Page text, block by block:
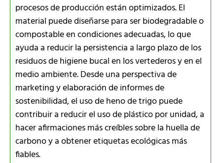
procesos de producción están optimizados. El
material puede diseñarse para ser biodegradable o
compostable en condiciones adecuadas, lo que
ayuda a reducir la persistencia a largo plazo de los
residuos de higiene bucal en los vertederos y en el
medio ambiente. Desde una perspectiva de
marketing y elaboración de informes de
sostenibilidad, el uso de heno de trigo puede
contribuir a reducir el uso de plástico por unidad, a
hacer afirmaciones más creíbles sobre la huella de
carbono y a obtener etiquetas ecológicas más
fiables.